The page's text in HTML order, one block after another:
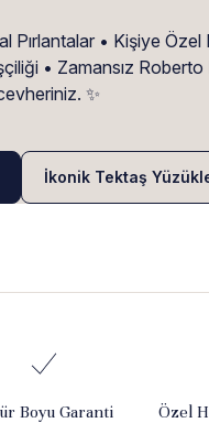
Pırlantalar • Kişiye
• Zamansız
✨
İkonik Tektaş
Boyu Garanti Özel